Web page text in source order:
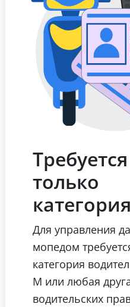
Требуется
только
Для управления
мопедом
категория
М или любая
водительских